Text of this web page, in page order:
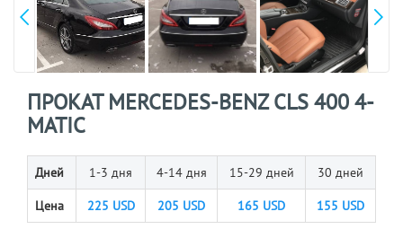
ПРОКАТ MERCEDES-BENZ CLS 400 4-
MATIC
Дней 1-3 дня 4-14 дня 15-29 дней 30 дней
Цена 225 USD 205 USD 165 USD 155 USD